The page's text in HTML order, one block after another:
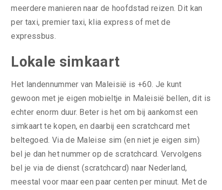
meerdere manieren naar de hoofdstad reizen. Dit kan
per taxi, premier taxi, klia express of met de
expressbus.
Lokale simkaart
Het landennummer van Maleisië is +60. Je kunt
gewoon met je eigen mobieltje in Maleisië bellen, dit is
echter enorm duur. Beter is het om bij aankomst een
simkaart te kopen, en daarbij een scratchcard met
beltegoed. Via de Maleise sim (en niet je eigen sim)
bel je dan het nummer op de scratchcard. Vervolgens
bel je via de dienst (scratchcard) naar Nederland,
meestal voor maar een paar centen per minuut. Met de